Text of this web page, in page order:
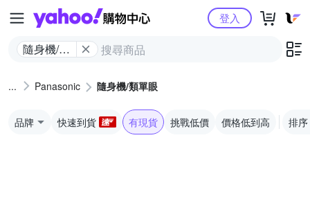
Yahoo購物中心
隨身機/類
登入
Panasonic 隨身機/類單眼
品牌 快速到貨 有現貨 挑戰低價 價格低到高 排序